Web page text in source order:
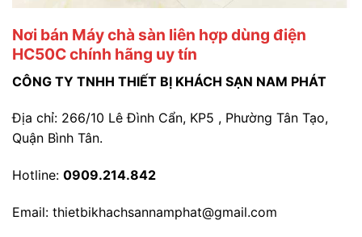
Nơi bán Máy chà sàn liên hợp dùng điện
HC50C chính hãng uy tín
CÔNG TY TNHH THIẾT BỊ KHÁCH SẠN NAM PHÁT
Địa chỉ: 266/10 Lê Đình Cẩn, KP5 , Phường Tân Tạo,
Quận Bình Tân.
Hotline: 0909.214.842
Email: thietbikhachsannamphat@gmail.com